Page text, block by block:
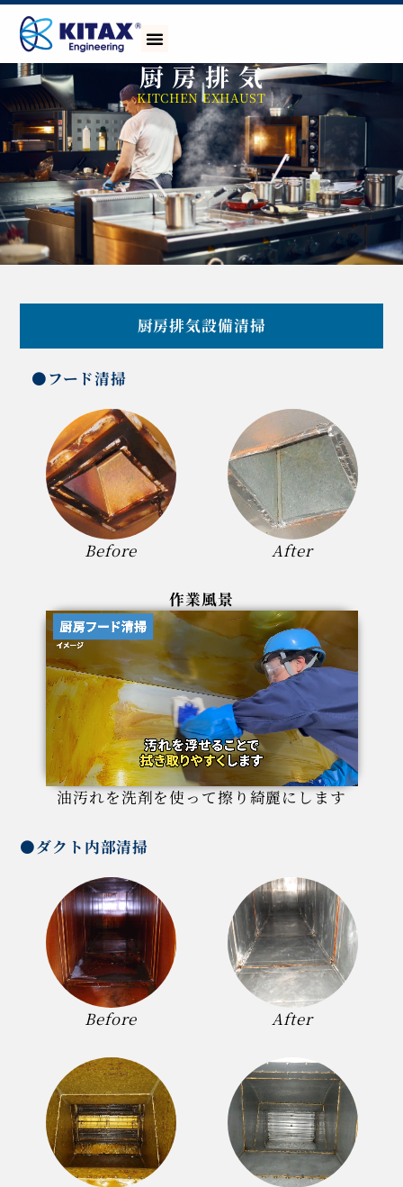
厨 房 排 気
KITCHEN EXHAUST
厨房排気設備清掃
●フード清掃
Before After
作業風景
油汚れを洗剤を使って擦り綺麗にします
●ダクト内部清掃
Before After